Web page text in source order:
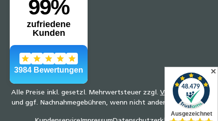
Alle Preise inkl. gesetzl. Mehrwertsteuer zzgl. Versandkosten
und ggf. Nachnahmegebühren, wenn nicht anders angegeben.
✕